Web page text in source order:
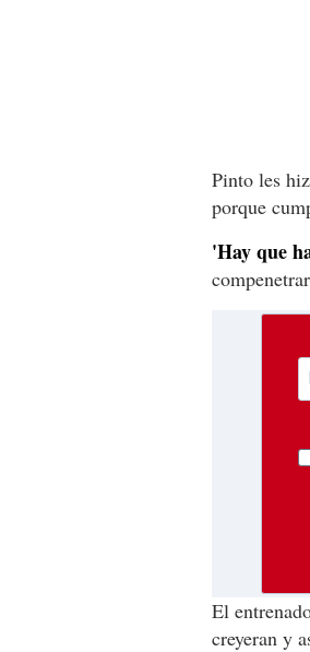
Pinto les
porque
'Hay que
El
creyeran y